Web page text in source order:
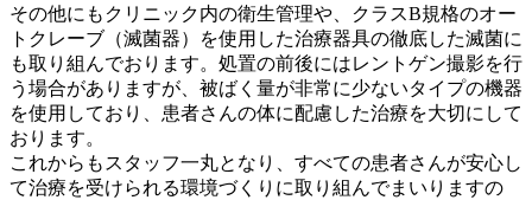
その他にもクリニック内の衛生管理や、クラスB規格のオー
トクレーブ（滅菌器）を使用した治療器具の徹底した滅菌に
も取り組んでおります。処置の前後にはレントゲン撮影を行
う場合がありますが、被ばく量が非常に少ないタイプの機器
を使用しており、患者さんの体に配慮した治療を大切にして
おります。
これからもスタッフ一丸となり、すべての患者さんが安心し
て治療を受けられる環境づくりに取り組んでまいりますの